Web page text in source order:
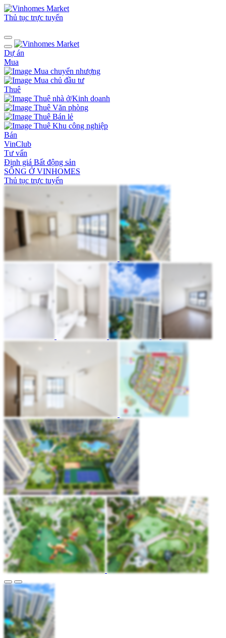
Thủ tục trực tuyến
Dự án
Mua
Mua chuyển nhượng
Mua chủ đầu tư
Thuê
Thuê nhà ở/Kinh doanh
Thuê Văn phòng
Thuê Bán lẻ
Thuê Khu công nghiệp
Bán
VinClub
Tư vấn
Định giá Bất động sản
SỐNG Ở VINHOMES
Thủ tục trực tuyến